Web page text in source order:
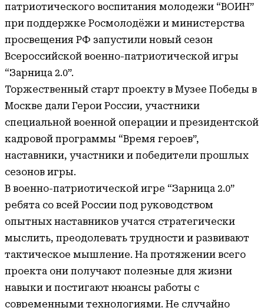
патриотического воспитания молодежи “ВОИН”
при поддержке Росмолодёжи и министерства
просвещения РФ запустили новый сезон
Всероссийской военно-патриотической игры
“Зарница 2.0”.
Торжественный старт проекту в Музее Победы в
Москве дали Герои России, участники
специальной военной операции и президентской
кадровой программы “Время героев”,
наставники, участники и победители прошлых
сезонов игры.
В военно-патриотической игре “Зарница 2.0”
ребята со всей России под руководством
опытных наставников учатся стратегически
мыслить, преодолевать трудности и развивают
тактическое мышление. На протяжении всего
проекта они получают полезные для жизни
навыки и постигают нюансы работы с
современными технологиями. Не случайно